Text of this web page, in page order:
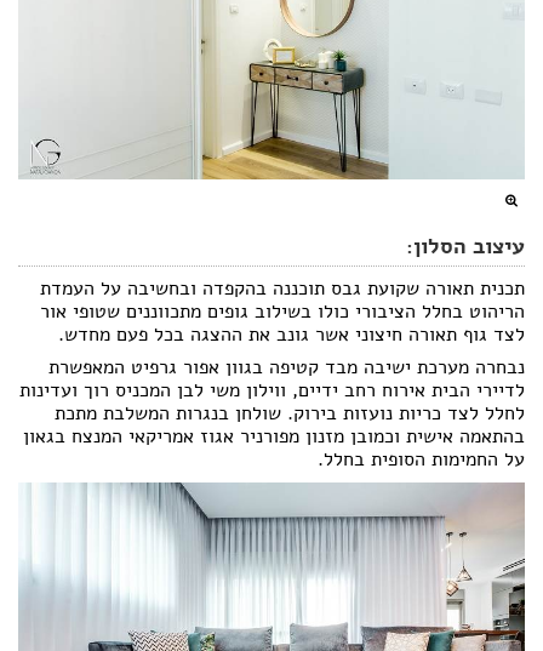
עיצוב הסלון:
תכנית תאורה שקועת גבס תוכננה בהקפדה ובחשיבה על העמדת
הריהוט בחלל הציבורי כולו בשילוב גופים מתכווננים שטופי אור
לצד גוף תאורה חיצוני אשר גונב את ההצגה בכל פעם מחדש.
נבחרה מערכת ישיבה מבד קטיפה בגוון אפור גרפיט המאפשרת
לדיירי הבית אירוח רחב ידיים, ווילון משי לבן המכניס רוך ועדינות
לחלל לצד כריות נועזות בירוק. שולחן בנגרות המשלבת מתכת
בהתאמה אישית וכמובן מזנון מפורניר אגוז אמריקאי המנצח בגאון
על החמימות הסופית בחלל.